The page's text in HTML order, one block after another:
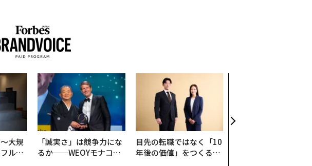
大規
ル実
「誠実さ」は競争力にな
るか──WEOYモナコで
目先の転職ではなく「10
年後の価値」をつくる─
ションの10年